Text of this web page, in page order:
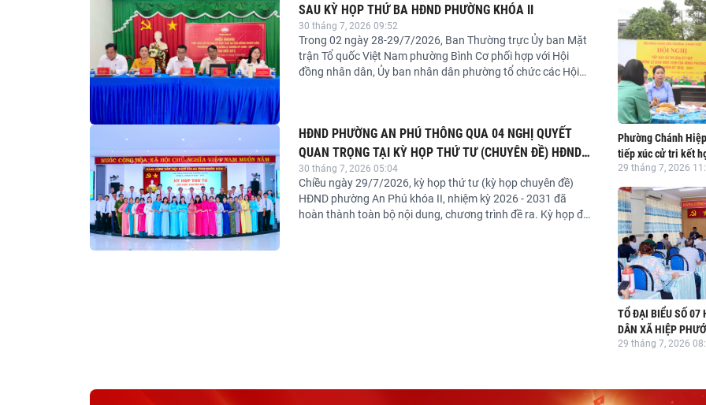
SAU KỲ HỌP THỨ BA HĐND PHƯỜNG KHÓA II
30 tháng 7, 2026 09:52
Trong 02 ngày 28-29/7/2026, Ban Thường trực Ủy ban Mặt
trận Tổ quốc Việt Nam phường Bình Cơ phối hợp với Hội
đồng nhân dân, Ủy ban nhân dân phường tổ chức các Hội
HĐND PHƯỜNG AN PHÚ THÔNG QUA 04 NGHỊ QUYẾT
QUAN TRỌNG TẠI KỲ HỌP THỨ TƯ (CHUYÊN ĐỀ) HĐND
PHƯỜNG KHÓA II, NHIỆM KỲ 2026 - 2031
30 tháng 7, 2026 05:04
Chiều ngày 29/7/2026, kỳ họp thứ tư (kỳ họp chuyên đề)
HĐND phường An Phú khóa II, nhiệm kỳ 2026 - 2031 đã
hoàn thành toàn bộ nội dung, chương trình đề ra. Kỳ họp đã
Phường Chánh
tiếp xúc cử tri kết
“Cà phê sáng” sau
giữa năm 2026 của
29 tháng 7, 2026
TỔ ĐẠI BIỂU SỐ 07
DÂN XÃ HIỆP
TRI SAU KỲ HỌP
NHIỆM KỲ 2026-
29 tháng 7, 2026